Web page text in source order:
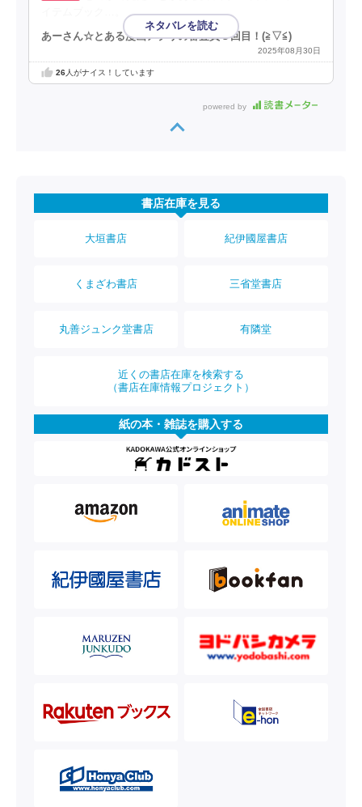
あーさん☆とある漫画アプリの審査員３回目！(⁠≧⁠▽⁠≦⁠)
2025年08月30日
26人がナイス！しています
powered by
書店在庫を見る
大垣書店 紀伊國屋書店
くまざわ書店 三省堂書店
丸善ジュンク堂書店 有隣堂
近くの書店在庫を検索する
（書店在庫情報プロジェクト）
紙の本・雑誌を購入する